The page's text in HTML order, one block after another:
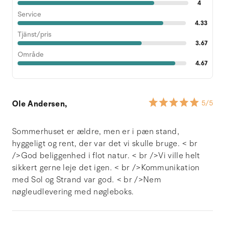
4
Service
4.33
Tjänst/pris
3.67
Område
4.67
Ole Andersen, 5/5
Sommerhuset er ældre, men er i pæn stand,
hyggeligt og rent, der var det vi skulle bruge. < br
/>God beliggenhed i flot natur. < br />Vi ville helt
sikkert gerne leje det igen. < br />Kommunikation
med Sol og Strand var god. < br />Nem
nøgleudlevering med nøgleboks.